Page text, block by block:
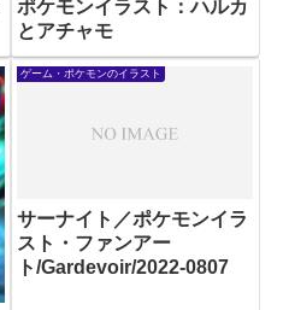
ポケモンイラスト：ハルカ
とアチャモ
ゲーム・ポケモンのイラスト
サーナイト／ポケモンイラ
スト・ファンアー
ト/Gardevoir/2022-0807